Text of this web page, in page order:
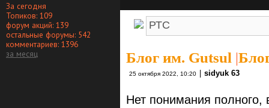
За сегодня
Топиков: 109
форум акций: 139
остальные форумы: 542
комментариев: 1396
за месяц
Блог им. Gutsul |
25 октября 2022, 10:20 sidyuk 63
Нет понимания